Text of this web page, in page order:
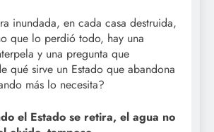
inundada, en cada casa destruida,
que lo perdió todo, hay una
y una pregunta que
qué sirve un Estado que abandona
más lo necesita?
el Estado se retira, el agua no